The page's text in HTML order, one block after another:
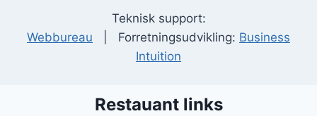
Teknisk support:
Webbureau | Forretningsudvikling: Business
Intuition
Restauant links